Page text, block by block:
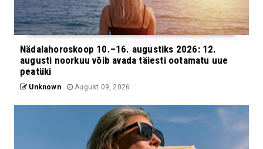
Nädalahoroskoop 10.–16. augustiks 2026: 12.
augusti noorkuu võib avada täiesti ootamatu uue
peatüki
Unknown August 09, 2026